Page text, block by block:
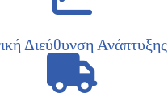
Διεύθυνση Ανάπτυξης